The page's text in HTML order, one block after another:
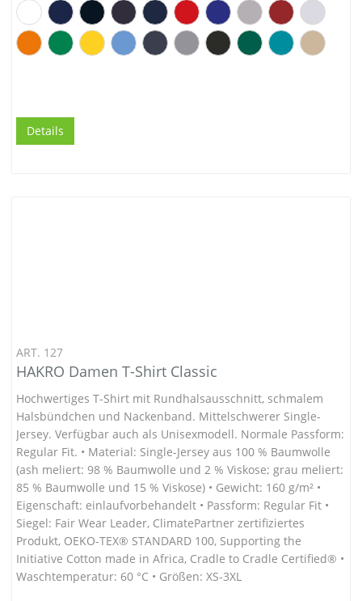
Details
ART. 127
HAKRO Damen T-Shirt Classic
Hochwertiges T-Shirt mit Rundhalsausschnitt, schmalem
Halsbündchen und Nackenband. Mittelschwerer Single-
Jersey. Verfügbar auch als Unisexmodell. Normale Passform:
Regular Fit. • Material: Single-Jersey aus 100 % Baumwolle
(ash meliert: 98 % Baumwolle und 2 % Viskose; grau meliert:
85 % Baumwolle und 15 % Viskose) • Gewicht: 160 g/m² •
Eigenschaft: einlaufvorbehandelt • Passform: Regular Fit •
Siegel: Fair Wear Leader, ClimatePartner zertifiziertes
Produkt, OEKO-TEX® STANDARD 100, Supporting the
Initiative Cotton made in Africa, Cradle to Cradle Certified® •
Waschtemperatur: 60 °C • Größen: XS-3XL